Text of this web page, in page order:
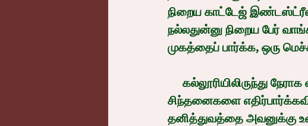
நிறைய காட்டேஜ்
நல்லதுன்னு நிறைய பேர்
முகத்தைப் பார்க்க, ஒரு
சிந்தனைகளை
தனித்துவத்தை அவனுக்கு